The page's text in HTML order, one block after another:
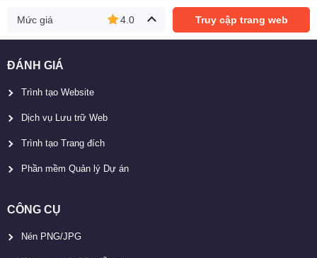
Mức giá 4.0 Truy cập trang web
ĐÁNH GIÁ
Trình tạo Website
Dịch vụ Lưu trữ Web
Trình tạo Trang đích
Phần mềm Quản lý Dự án
CÔNG CỤ
Nén PNG/JPG